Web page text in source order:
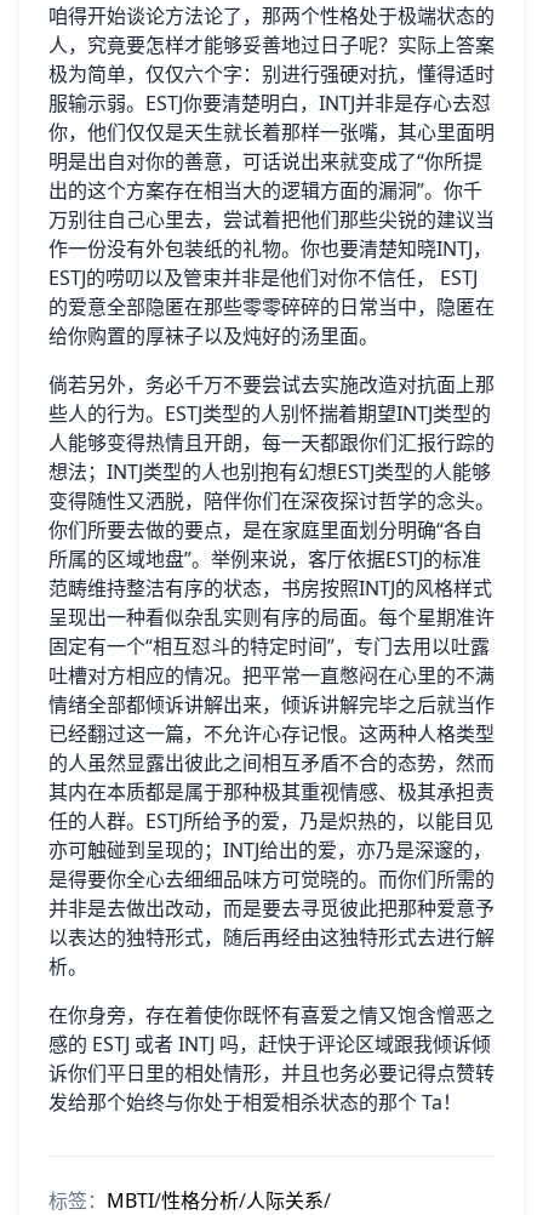
咱得开始谈论方法论了，那两个性格处于极端状态的
人，究竟要怎样才能够妥善地过日子呢？实际上答案
极为简单，仅仅六个字：别进行强硬对抗，懂得适时
服输示弱。ESTJ你要清楚明白，INTJ并非是存心去怼
你，他们仅仅是天生就长着那样一张嘴，其心里面明
明是出自对你的善意，可话说出来就变成了“你所提
出的这个方案存在相当大的逻辑方面的漏洞”。你千
万别往自己心里去，尝试着把他们那些尖锐的建议当
作一份没有外包装纸的礼物。你也要清楚知晓INTJ，
ESTJ的唠叨以及管束并非是他们对你不信任， ESTJ
的爱意全部隐匿在那些零零碎碎的日常当中，隐匿在
给你购置的厚袜子以及炖好的汤里面。
倘若另外，务必千万不要尝试去实施改造对抗面上那
些人的行为。ESTJ类型的人别怀揣着期望INTJ类型的
人能够变得热情且开朗，每一天都跟你们汇报行踪的
想法；INTJ类型的人也别抱有幻想ESTJ类型的人能够
变得随性又洒脱，陪伴你们在深夜探讨哲学的念头。
你们所要去做的要点，是在家庭里面划分明确“各自
所属的区域地盘”。举例来说，客厅依据ESTJ的标准
范畴维持整洁有序的状态，书房按照INTJ的风格样式
呈现出一种看似杂乱实则有序的局面。每个星期准许
固定有一个“相互怼斗的特定时间”，专门去用以吐露
吐槽对方相应的情况。把平常一直憋闷在心里的不满
情绪全部都倾诉讲解出来，倾诉讲解完毕之后就当作
已经翻过这一篇，不允许心存记恨。这两种人格类型
的人虽然显露出彼此之间相互矛盾不合的态势，然而
其内在本质都是属于那种极其重视情感、极其承担责
任的人群。ESTJ所给予的爱，乃是炽热的，以能目见
亦可触碰到呈现的；INTJ给出的爱，亦乃是深邃的，
是得要你全心去细细品味方可觉晓的。而你们所需的
并非是去做出改动，而是要去寻觅彼此把那种爱意予
以表达的独特形式，随后再经由这独特形式去进行解
析。
在你身旁，存在着使你既怀有喜爱之情又饱含憎恶之
感的 ESTJ 或者 INTJ 吗，赶快于评论区域跟我倾诉倾
诉你们平日里的相处情形，并且也务必要记得点赞转
发给那个始终与你处于相爱相杀状态的那个 Ta！
标签： MBTI/性格分析/人际关系/